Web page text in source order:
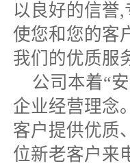
以良好的信誉,
使您和您的客
我们的优质服
公司本着“
企业经营理念
客户提供优质
位新老客户来